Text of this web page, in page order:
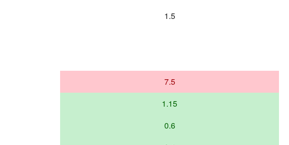
1.5
7.5
1.15
0.6